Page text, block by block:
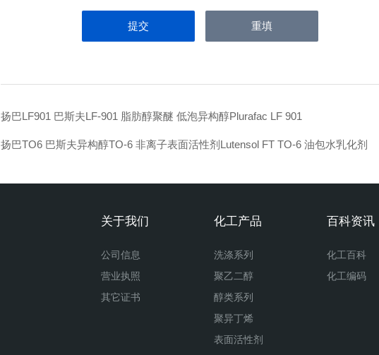
扬巴LF901 巴斯夫LF-901 脂肪醇聚醚 低泡异构醇Plurafac LF 901
扬巴TO6 巴斯夫异构醇TO-6 非离子表面活性剂Lutensol FT TO-6 油包水乳化剂
关于我们
公司信息
营业执照
其它证书
化工产品
洗涤系列
聚乙二醇
醇类系列
聚异丁烯
表面活性剂
百科资讯
化工百科
化工编码